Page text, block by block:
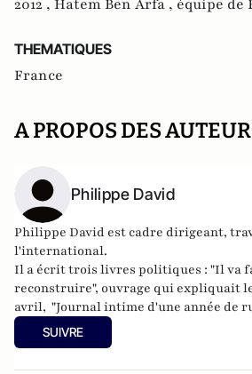
2012 , Hatem Ben Arfa , équipe de
THEMATIQUES
France
A PROPOS DES
Philippe David
Philippe David est cadre dirigeant,
l'international.
Il a écrit trois livres politiques : "Il va
reconstruire", ouvrage qui expliquait
avril, "Journal intime d'une année de
aux éditions de l'Ixcéa, qui retrace les
années de présidence Sarkozy et "
SUIVRE